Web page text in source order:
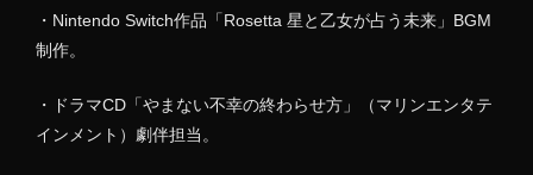
・Nintendo Switch作品「Rosetta 星と乙女が占う未来」BGM
制作。
・ドラマCD「やまない不幸の終わらせ方」（マリンエンタテ
インメント）劇伴担当。